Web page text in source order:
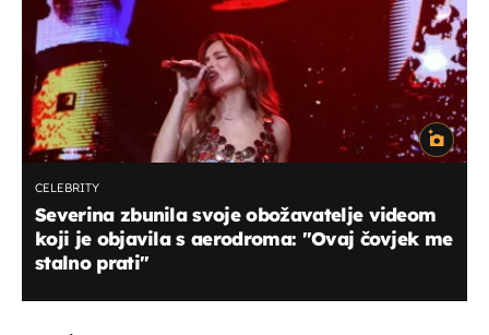
CELEBRITY
Severina zbunila svoje obožavatelje videom
koji je objavila s aerodroma: "Ovaj čovjek me
stalno prati"